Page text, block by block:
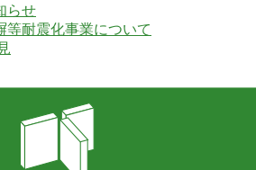
らせ
等耐震化事業について